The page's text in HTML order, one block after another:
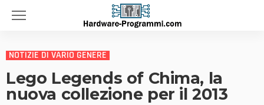
NOTIZIE DI VARIO GENERE
Lego Legends of Chima, la
nuova collezione per il 2013